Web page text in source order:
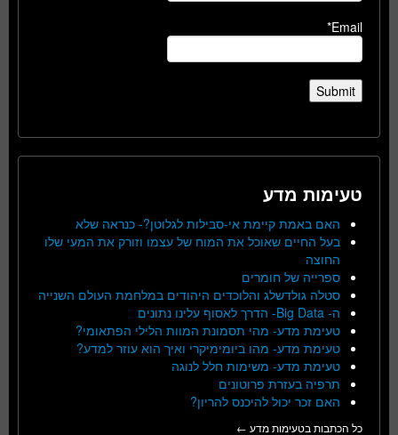
Email*
טעימות מדע
האם באמת קיימת אי-סבילות לגלוטן?- כנראה שלא
בעל החיים שאוכל את המוח של עצמו וזורק את המעי שלו
החוצה
ספרייה של חומרים
סטלה גולדשלג והלוכדים היהודים במלחמת העולם השנייה
ה- Big Data- הדרך לאסוף עלינו נתונים
טעימת מדע- מהי תסמונת המוות הלילי הפתאומי?
טעימת מדע- מהו ביומימיקרי ואיך הוא עוזר למדע?
טעימת מדע- משימות חלל לנוגה
תרפיה בעזרת פרוטונים
האם זכר יכול להיכנס להריון?
כל הכתבות בטעימות מדע ←